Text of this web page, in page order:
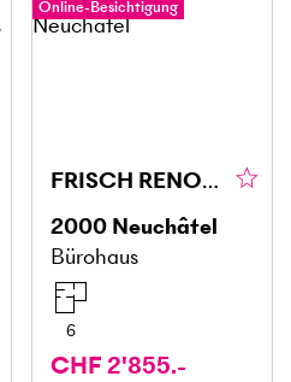
Online-Besichtigung
FRISCH RENOVIERT AN TOP LAGE
2000 Neuchâtel
Bürohaus
6
CHF 2'855.-